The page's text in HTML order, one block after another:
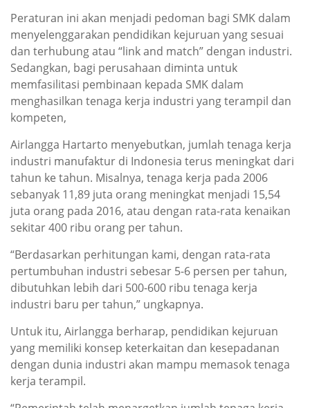
Peraturan ini akan menjadi pedoman bagi SMK dalam
menyelenggarakan pendidikan kejuruan yang sesuai
dan terhubung atau “link and match” dengan industri.
Sedangkan, bagi perusahaan diminta untuk
memfasilitasi pembinaan kepada SMK dalam
menghasilkan tenaga kerja industri yang terampil dan
kompeten,
Airlangga Hartarto menyebutkan, jumlah tenaga kerja
industri manufaktur di Indonesia terus meningkat dari
tahun ke tahun. Misalnya, tenaga kerja pada 2006
sebanyak 11,89 juta orang meningkat menjadi 15,54
juta orang pada 2016, atau dengan rata-rata kenaikan
sekitar 400 ribu orang per tahun.
“Berdasarkan perhitungan kami, dengan rata-rata
pertumbuhan industri sebesar 5-6 persen per tahun,
dibutuhkan lebih dari 500-600 ribu tenaga kerja
industri baru per tahun,” ungkapnya.
Untuk itu, Airlangga berharap, pendidikan kejuruan
yang memiliki konsep keterkaitan dan kesepadanan
dengan dunia industri akan mampu memasok tenaga
kerja terampil.